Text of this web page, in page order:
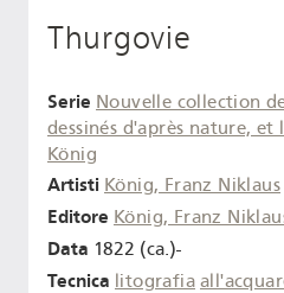
Thurgovie
Serie Nouvelle collection
dessinés d'après nature, et
König
Artisti König, Franz Niklaus
Editore König, Franz
Data 1822 (ca.)-
Tecnica litografia